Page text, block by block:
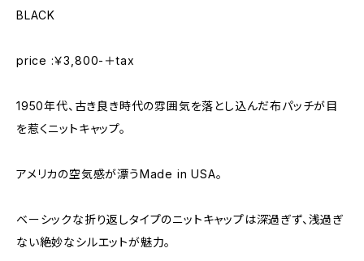
BLACK
price :￥3,800-＋tax
1950年代、古き良き時代の雰囲気を落とし込んだ布パッチが目
を惹くニットキャップ。
アメリカの空気感が漂うMade in USA。
ベーシックな折り返しタイプのニットキャップは深過ぎず、浅過ぎ
ない絶妙なシルエットが魅力。